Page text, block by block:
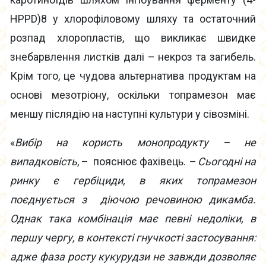
HPPD)8 у хлорофіловому шляху та остаточний
розпад хлоропластів, що викликає швидке
знебарвлення листків далі – некроз та загибель.
Крім того, це чудова альтернатива продуктам на
основі мезотріону, оскільки топрамезон має
меншу післядію на наступні культури у сівозміні.
«Вибір на користь монопродукту – не
випадковість, – пояснює фахівець. – Сьогодні на
ринку є гербіциди, в яких топрамезон
поєднується з діючою речовиною дикамба.
Однак така комбінація має певні недоліки, в
першу чергу, в контексті гнучкості застосування:
адже фаза росту кукурудзи не завжди дозволяє